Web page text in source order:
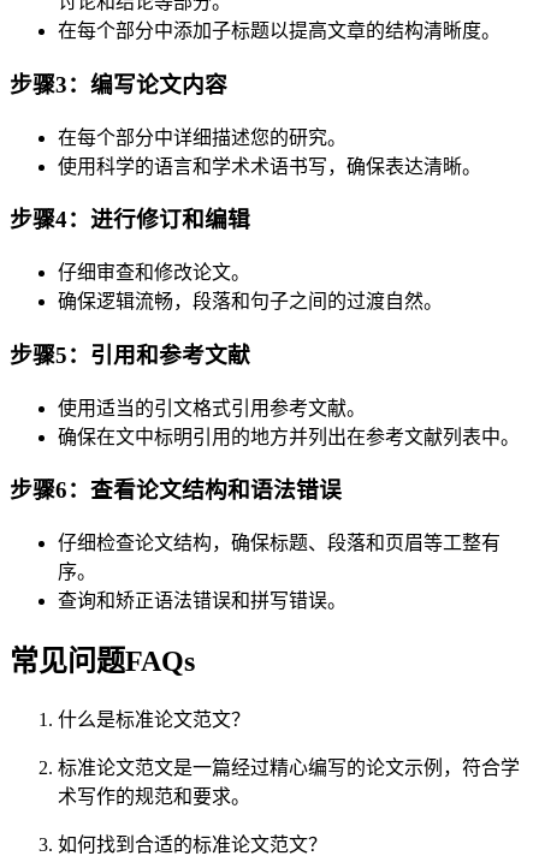
在每个部分中添加子标题以提高文章的结构清晰度。
步骤3：编写论文内容
在每个部分中详细描述您的研究。
使用科学的语言和学术术语书写，确保表达清晰。
步骤4：进行修订和编辑
仔细审查和修改论文。
确保逻辑流畅，段落和句子之间的过渡自然。
步骤5：引用和参考文献
使用适当的引文格式引用参考文献。
确保在文中标明引用的地方并列出在参考文献列表中。
步骤6：查看论文结构和语法错误
仔细检查论文结构，确保标题、段落和页眉等工整有
序。
查询和矫正语法错误和拼写错误。
常见问题FAQs
什么是标准论文范文？
标准论文范文是一篇经过精心编写的论文示例，符合学
术写作的规范和要求。
如何找到合适的标准论文范文？